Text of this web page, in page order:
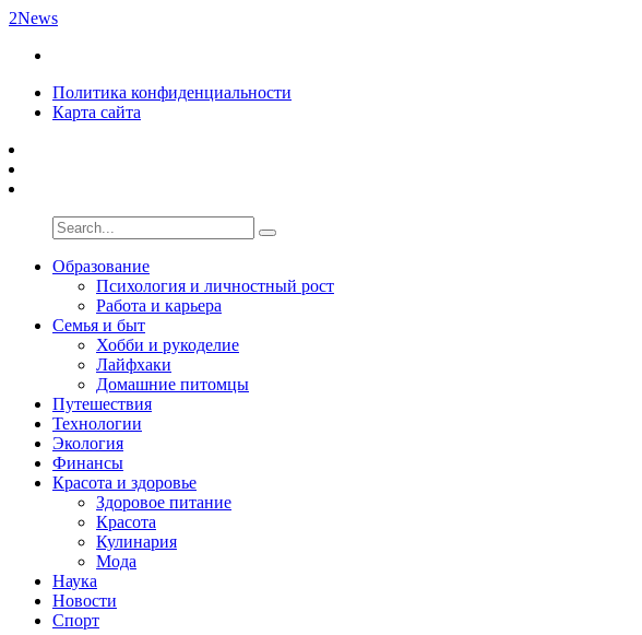
2News
Политика конфиденциальности
Карта сайта
Образование
Психология и личностный рост
Работа и карьера
Семья и быт
Хобби и рукоделие
Лайфхаки
Домашние питомцы
Путешествия
Технологии
Экология
Финансы
Красота и здоровье
Здоровое питание
Красота
Кулинария
Мода
Наука
Новости
Спорт